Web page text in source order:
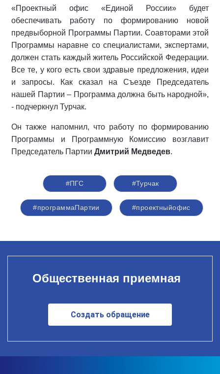
«Проектный офис «Единой России» будет
обеспечивать работу по формированию новой
предвыборной Программы Партии. Соавторами этой
Программы наравне со специалистами, экспертами,
должен стать каждый житель Российской Федерации.
Все те, у кого есть свои здравые предложения, идеи
и запросы. Как сказал на Съезде Председатель
нашей Партии – Программа должна быть народной»,
- подчеркнул Турчак.
Он также напомнил, что работу по формированию
Программы и Программную Комиссию возглавит
Председатель Партии Дмитрий Медведев.
#ПГС #Турчак
#программаПартии #проектныйофис
Общественная приемная
Создать обращение